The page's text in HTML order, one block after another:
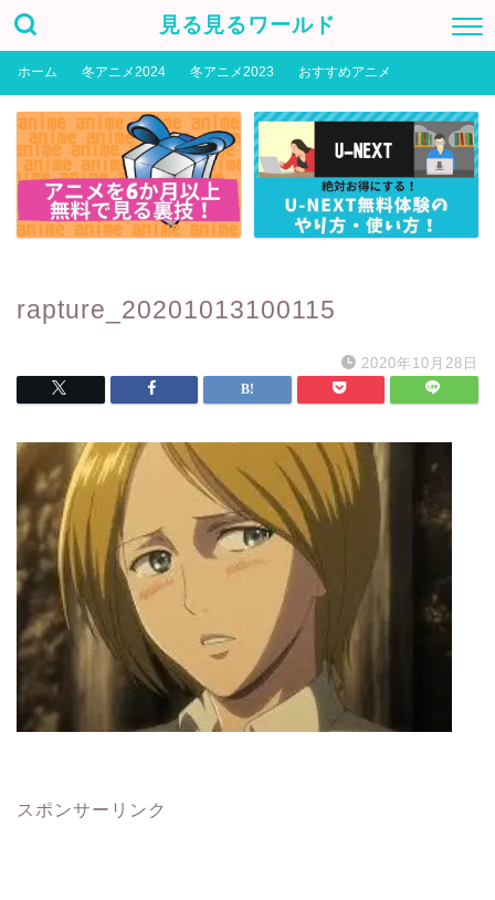
見る見るワールド
ホーム 冬アニメ2024 冬アニメ2023 おすすめアニメ
rapture_20201013100115
2020年10月28日
スポンサーリンク